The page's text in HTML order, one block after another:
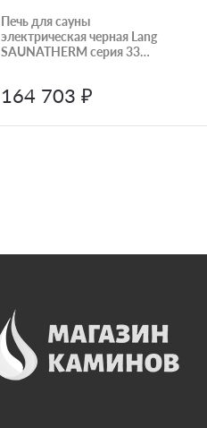
Печь для сауны
электрическая черная Lang
SAUNATHERM серия 33
164 703 ₽